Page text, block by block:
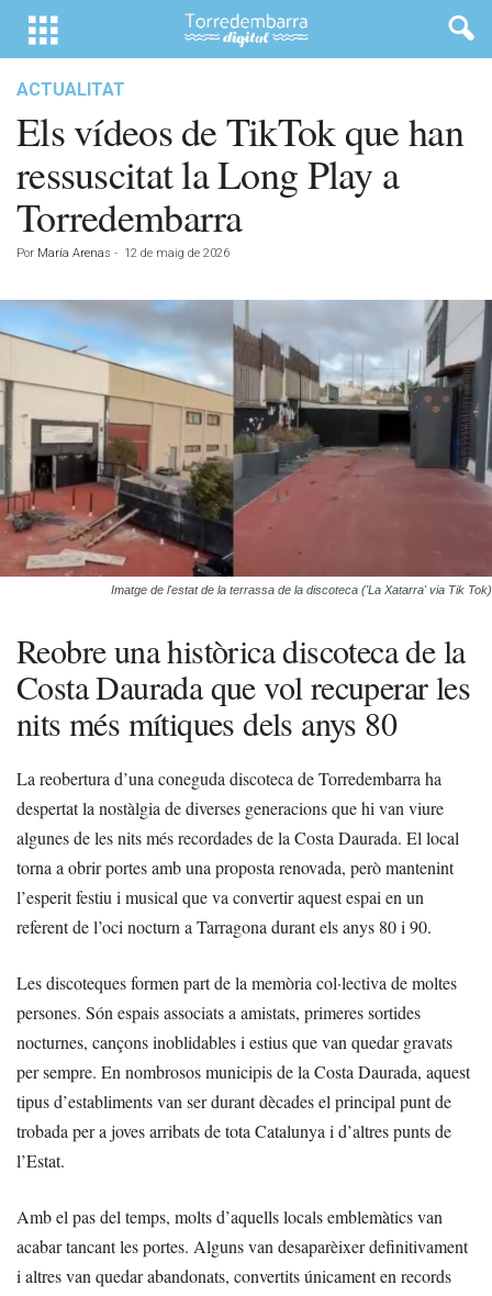
ACTUALITAT
Els vídeos de TikTok que han
ressuscitat la Long Play a
Torredembarra
Por María Arenas - 12 de maig de 2026
Imatge de l'estat de la terrassa de la discoteca ('La Xatarra' via Tik Tok)
Reobre una històrica discoteca de la
Costa Daurada que vol recuperar les
nits més mítiques dels anys 80
La reobertura d’una coneguda discoteca de Torredembarra ha
despertat la nostàlgia de diverses generacions que hi van viure
algunes de les nits més recordades de la Costa Daurada. El local
torna a obrir portes amb una proposta renovada, però mantenint
l’esperit festiu i musical que va convertir aquest espai en un
referent de l’oci nocturn a Tarragona durant els anys 80 i 90.
Les discoteques formen part de la memòria col·lectiva de moltes
persones. Són espais associats a amistats, primeres sortides
nocturnes, cançons inoblidables i estius que van quedar gravats
per sempre. En nombrosos municipis de la Costa Daurada, aquest
tipus d’establiments van ser durant dècades el principal punt de
trobada per a joves arribats de tota Catalunya i d’altres punts de
l’Estat.
Amb el pas del temps, molts d’aquells locals emblemàtics van
acabar tancant les portes. Alguns van desaparèixer definitivament
i altres van quedar abandonats, convertits únicament en records